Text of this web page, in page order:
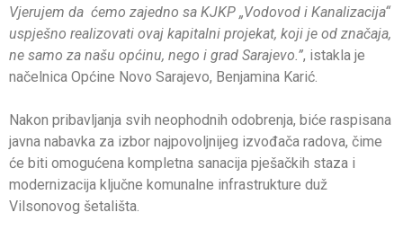
Vjerujem da ćemo zajedno sa KJKP „Vodovod i Kanalizacija“
uspješno realizovati ovaj kapitalni projekat, koji je od značaja,
ne samo za našu općinu, nego i grad Sarajevo.”, istakla je
načelnica Općine Novo Sarajevo, Benjamina Karić.
Nakon pribavljanja svih neophodnih odobrenja, biće raspisana
javna nabavka za izbor najpovoljnijeg izvođača radova, čime
će biti omogućena kompletna sanacija pješačkih staza i
modernizacija ključne komunalne infrastrukture duž
Vilsonovog šetališta.